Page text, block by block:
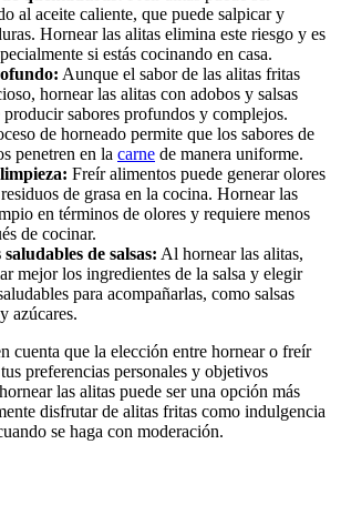
al aceite caliente, que puede salpicar y
Hornear las alitas elimina este riesgo y es
si estás cocinando en casa.
Aunque el sabor de las alitas fritas
hornear las alitas con adobos y salsas
producir sabores profundos y complejos.
de horneado permite que los sabores de
penetren en la carne de manera uniforme.
Freír alimentos puede generar olores
de grasa en la cocina. Hornear las
en términos de olores y requiere menos
de cocinar.
de salsas: Al hornear las alitas,
mejor los ingredientes de la salsa y elegir
para acompañarlas, como salsas
azúcares.
cuenta que la elección entre hornear o freír
preferencias personales y objetivos
las alitas puede ser una opción más
disfrutar de alitas fritas como indulgencia
se haga con moderación.